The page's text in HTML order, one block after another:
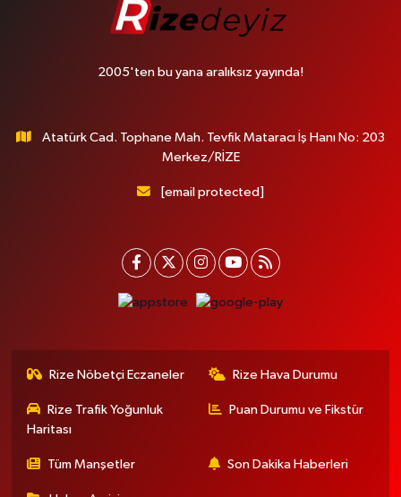
2005'ten bu yana aralıksız yayında!
Atatürk Cad. Tophane Mah. Tevfik Mataracı İş Hanı No: 203
Merkez/RİZE
[email protected]
Rize Nöbetçi Eczaneler Rize Hava Durumu
Rize Trafik Yoğunluk
Haritası
Puan Durumu ve Fikstür
Tüm Manşetler Son Dakika Haberleri